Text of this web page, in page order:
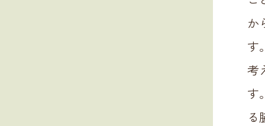
か
す
考
す
る